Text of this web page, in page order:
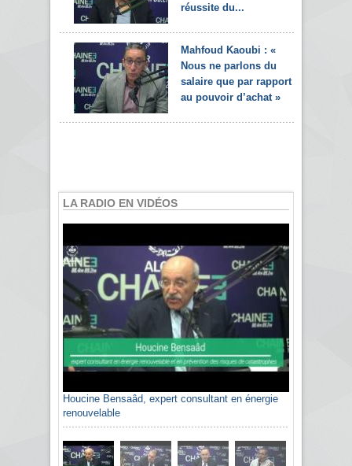
réussite du...
Mahfoud Kaoubi : «
Nous ne parlons du
salaire que par rapport
au pouvoir d’achat »
LA RADIO EN VIDÉOS
Houcine Bensaâd, expert consultant en énergie
renouvelable
Sami Agli, président de la Confédération
algérienne du patronat citoyen CAPC